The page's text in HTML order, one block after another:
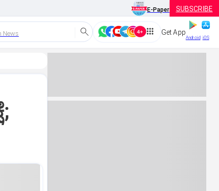
E-Paper SUBSCRIBE
News Get App
Android iOS